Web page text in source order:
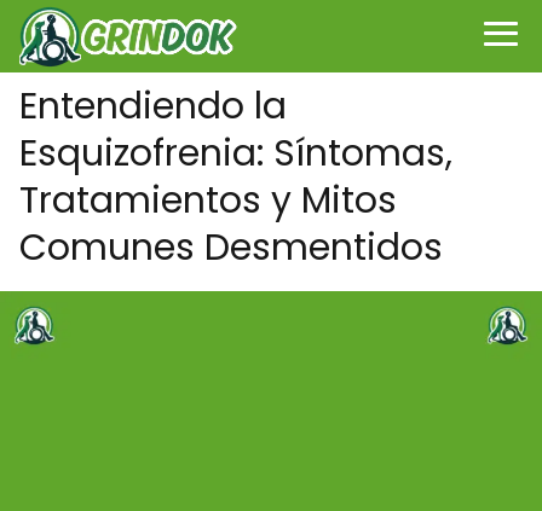
Entendiendo la
Esquizofrenia: Síntomas,
Tratamientos y Mitos
Comunes Desmentidos